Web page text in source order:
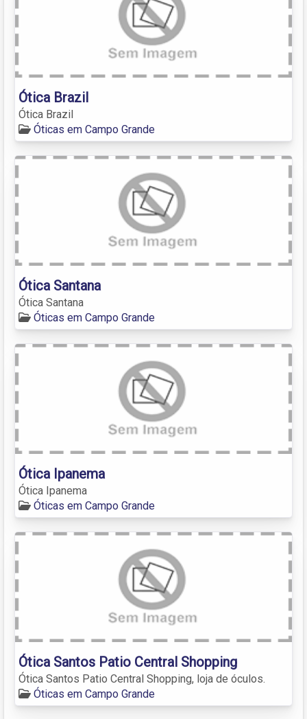
Ótica Brazil
Ótica Brazil
Óticas em Campo Grande
Ótica Santana
Ótica Santana
Óticas em Campo Grande
Ótica Ipanema
Ótica Ipanema
Óticas em Campo Grande
Ótica Santos Patio Central Shopping
Ótica Santos Patio Central Shopping, loja de óculos.
Óticas em Campo Grande